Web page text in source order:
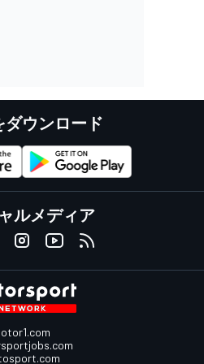
ダウンロード
ルメディア